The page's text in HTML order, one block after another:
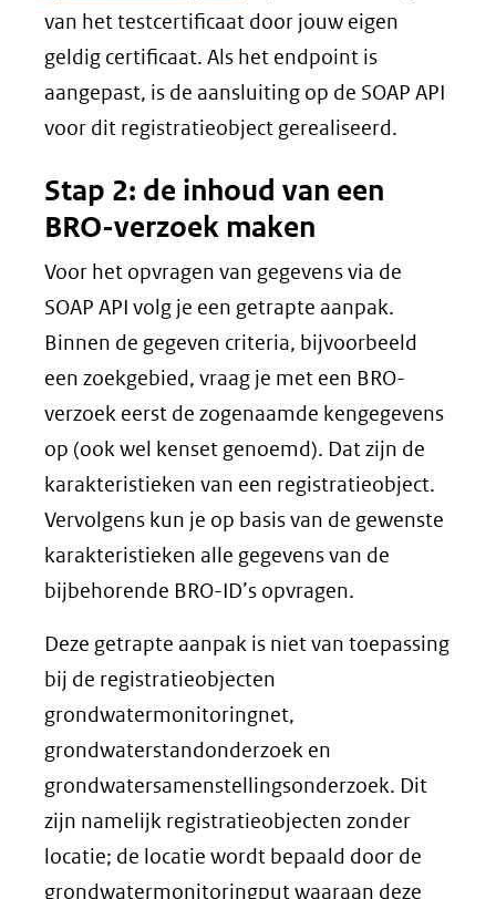
in
nieuw
venster)
(verwijst
een
andere
website)
van het testcertificaat door jouw eigen
geldig certificaat. Als het endpoint is
aangepast, is de aansluiting op de SOAP API
voor dit registratieobject gerealiseerd.
Stap 2: de inhoud van een
BRO-verzoek maken
Voor het opvragen van gegevens via de
SOAP API volg je een getrapte aanpak.
Binnen de gegeven criteria, bijvoorbeeld
een zoekgebied, vraag je met een BRO-
verzoek eerst de zogenaamde kengegevens
op (ook wel kenset genoemd). Dat zijn de
karakteristieken van een registratieobject.
Vervolgens kun je op basis van de gewenste
karakteristieken alle gegevens van de
bijbehorende BRO-ID’s opvragen.
Deze getrapte aanpak is niet van toepassing
bij de registratieobjecten
grondwatermonitoringnet,
grondwaterstandonderzoek en
grondwatersamenstellingsonderzoek. Dit
zijn namelijk registratieobjecten zonder
locatie; de locatie wordt bepaald door de
grondwatermonitoringput waaraan deze